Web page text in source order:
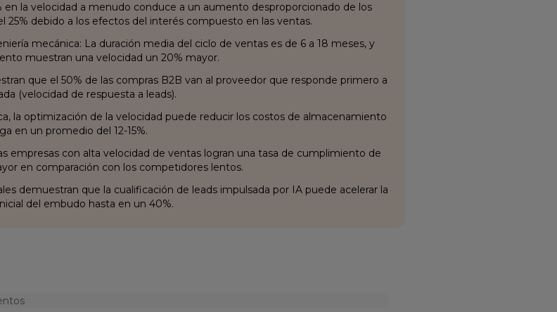
en la velocidad a menudo conduce a un aumento desproporcionado de los
25% debido a los efectos del interés compuesto en las ventas.
mecánica: La duración media del ciclo de ventas es de 6 a 18 meses, y
muestran una velocidad un 20% mayor.
que el 50% de las compras B2B van al proveedor que responde primero a
(velocidad de respuesta a leads).
la optimización de la velocidad puede reducir los costos de almacenamiento
en un promedio del 12-15%.
empresas con alta velocidad de ventas logran una tasa de cumplimiento de
en comparación con los competidores lentos.
demuestran que la cualificación de leads impulsada por IA puede acelerar la
del embudo hasta en un 40%.